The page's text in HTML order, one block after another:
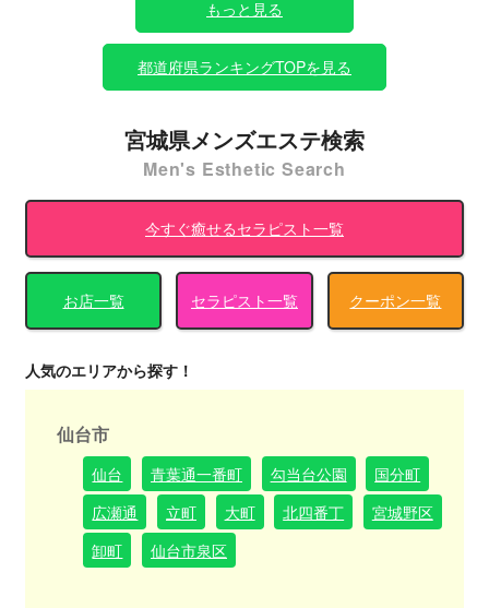
もっと見る
都道府県ランキングTOPを見る
宮城県メンズエステ検索
Men's Esthetic Search
今すぐ癒せるセラピスト一覧
お店一覧 セラピスト一覧 クーポン一覧
人気のエリアから探す！
仙台市
仙台 青葉通一番町 勾当台公園
国分町
広瀬通
立町 大町 北四番丁
宮城野区
卸町
仙台市泉区